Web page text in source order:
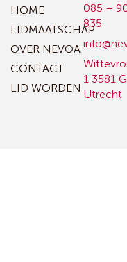
HOME
LIDMAATSCHAP
OVER NEVOA
CONTACT
LID WORDEN
085 –
835
1 3581
Utrecht